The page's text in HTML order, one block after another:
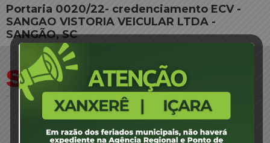
Portaria 0020/22- credenciamento ECV -
SANGAO VISTORIA VEICULAR LTDA -
SANGÃO, SC